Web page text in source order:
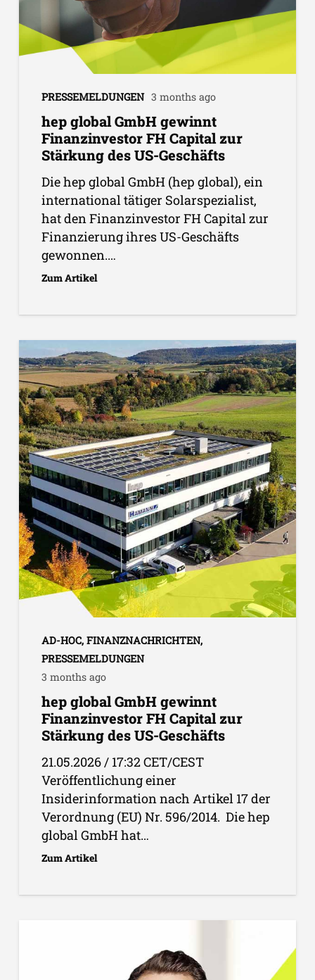
PRESSEMELDUNGEN 3 months ago
hep global GmbH gewinnt
Finanzinvestor FH Capital zur
Stärkung des US-Geschäfts
Die hep global GmbH (hep global), ein
international tätiger Solarspezialist,
hat den Finanzinvestor FH Capital zur
Finanzierung ihres US-Geschäfts
gewonnen.…
Zum Artikel
AD-HOC, FINANZNACHRICHTEN,
PRESSEMELDUNGEN
3 months ago
hep global GmbH gewinnt
Finanzinvestor FH Capital zur
Stärkung des US-Geschäfts
21.05.2026 / 17:32 CET/CEST
Veröffentlichung einer
Insiderinformation nach Artikel 17 der
Verordnung (EU) Nr. 596/2014. Die hep
global GmbH hat…
Zum Artikel